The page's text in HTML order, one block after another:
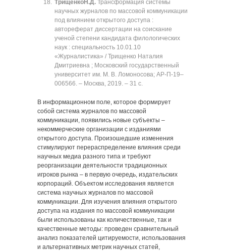
ТрищенкоН.Д. Трансформация системы
научных журналов по массовой коммуникации
под влиянием открытого доступа :
автореферат диссертации на соискание
ученой степени кандидата филологических
наук : специальность 10.01.10
«Журналистика» / Трищенко Наталия
Дмитриевна ; Московский государственный
университет им. М. В. Ломоносова; АР-П-19‒
006566. ‒ Москва, 2019. ‒ 31 с.
В информационном поле, которое формирует
собой система журналов по массовой
коммуникации, появились новые субъекты –
некоммерческие организации с изданиями
открытого доступа. Произошедшие изменения
стимулируют перераспределение влияния среди
научных медиа разного типа и требуют
реорганизации деятельности традиционных
игроков рынка – в первую очередь, издательских
корпораций. Объектом исследования является
система научных журналов по массовой
коммуникации. Для изучения влияния открытого
доступа на издания по массовой коммуникации
были использованы как количественные, так и
качественные методы: проведен сравнительный
анализ показателей цитируемости, использования
и альтернативных метрик научных статей,